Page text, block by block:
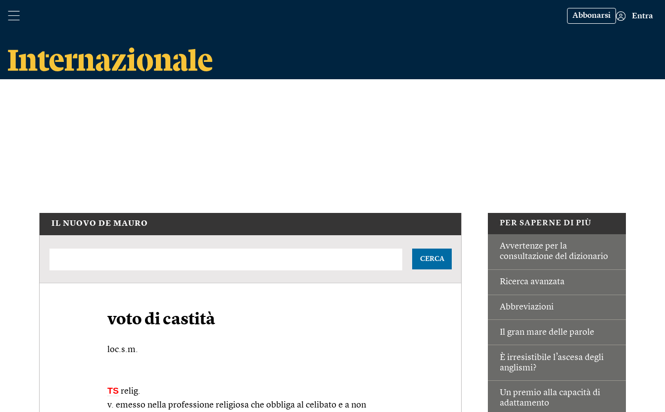
Abbonarsi Entra
PER SAPERNE DI PIÙ
Avvertenze per la
consultazione del dizionario
Ricerca avanzata
Abbreviazioni
Il gran mare delle parole
È irresistibile l’ascesa degli
anglismi?
Un premio alla capacità di
adattamento
IL NUOVO DE MAURO
CERCA
voto di castità
loc.s.m.
TS relig.
v. emesso nella professione religiosa che obbliga al celibato e a non